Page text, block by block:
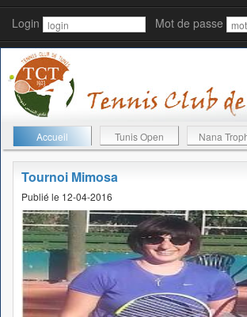
Login Mot de passe
Accueil Tunis Open Nana
Tournoi Mimosa
Publié le 12-04-2016